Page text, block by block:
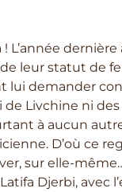
! L’année
leur statut de
lui demander
de Livchine ni
à aucun
D’où ce
sur elle-
Djerbi, avec